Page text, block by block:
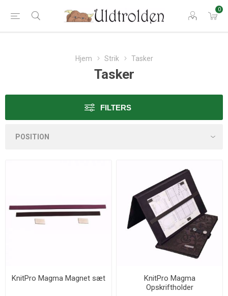
0
Hjem Strik Tasker
Tasker
FILTERS
KnitPro Magma Magnet sæt
KnitPro Magma
Opskriftholder